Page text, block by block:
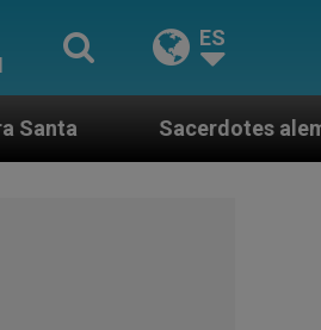
ES
al Papa contestan a su